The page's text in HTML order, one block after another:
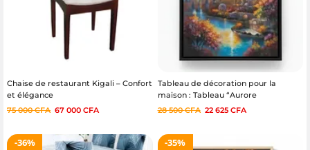
Chaise de restaurant Kigali – Confort
et élégance
75 000CFA 67 000 CFA
Tableau de décoration pour la
maison : Tableau “Aurore
Enchantée”
28 500CFA 22 625 CFA
36% 35%